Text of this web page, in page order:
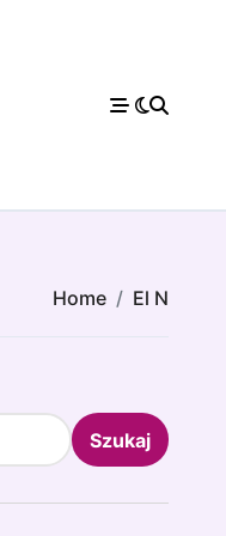
Home El N
Szukaj